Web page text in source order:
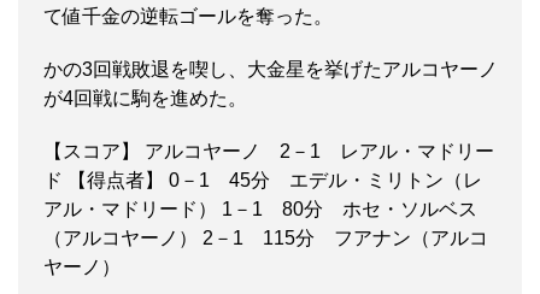
て値千金の逆転ゴールを奪った。
かの3回戦敗退を喫し、大金星を挙げたアルコヤーノ
が4回戦に駒を進めた。
【スコア】 アルコヤーノ 2－1 レアル・マドリー
ド 【得点者】 0－1 45分 エデル・ミリトン（レ
アル・マドリード） 1－1 80分 ホセ・ソルベス
（アルコヤーノ） 2－1 115分 フアナン（アルコ
ヤーノ）